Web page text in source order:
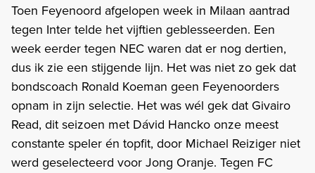
Toen Feyenoord afgelopen week in Milaan aantrad
tegen Inter telde het vijftien geblesseerden. Een
week eerder tegen NEC waren dat er nog dertien,
dus ik zie een stijgende lijn. Het was niet zo gek dat
bondscoach Ronald Koeman geen Feyenoorders
opnam in zijn selectie. Het was wél gek dat Givairo
Read, dit seizoen met Dávid Hancko onze meest
constante speler én topfit, door Michael Reiziger niet
werd geselecteerd voor Jong Oranje. Tegen FC